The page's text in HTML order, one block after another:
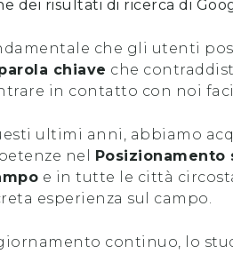
dei risultati di ricerca di
che gli utenti
chiave che
in contatto con noi
ultimi anni, abbiamo
nel
e in tutte le città
esperienza sul campo.
continuo, lo